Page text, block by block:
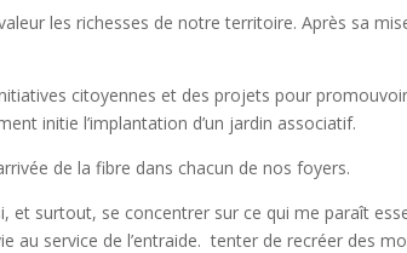
les richesses de notre territoire. Après sa
initiatives citoyennes et des projets pour
initie l’implantation d’un jardin associatif.
de la fibre dans chacun de nos foyers.
et surtout, se concentrer sur ce qui me paraît
au service de l’entraide. tenter de recréer des